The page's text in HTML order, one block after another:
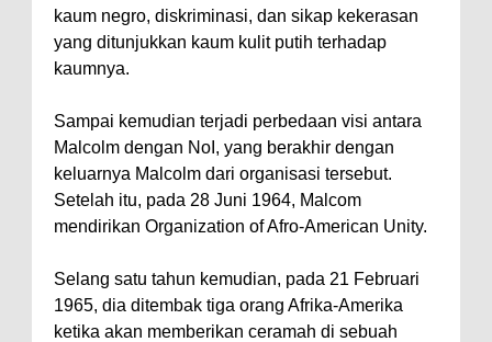
kaum negro, diskriminasi, dan sikap kekerasan
yang ditunjukkan kaum kulit putih terhadap
kaumnya.
Sampai kemudian terjadi perbedaan visi antara
Malcolm dengan NoI, yang berakhir dengan
keluarnya Malcolm dari organisasi tersebut.
Setelah itu, pada 28 Juni 1964, Malcom
mendirikan Organization of Afro-American Unity.
Selang satu tahun kemudian, pada 21 Februari
1965, dia ditembak tiga orang Afrika-Amerika
ketika akan memberikan ceramah di sebuah